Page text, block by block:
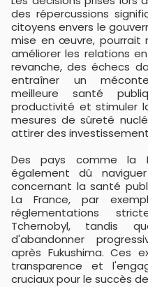
des répercussions
citoyens envers le
mise en œuvre, pourrait
améliorer les relations
revanche, des échecs
entraîner un
meilleure santé
productivité et stimuler
mesures de sûreté
attirer des
Des pays comme la
également dû
concernant la santé
La France, par
réglementations
Tchernobyl, tandis
d'abandonner
après Fukushima. Ces
transparence et
cruciaux pour le succès